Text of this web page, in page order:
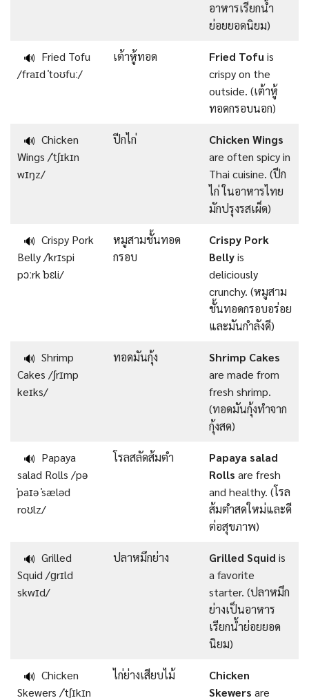
อาหารเรียกน้ำ
ย่อยยอดนิยม)
🔊 Fried Tofu
/fraɪd ˈtoʊfuː/
เต้าหู้ทอด Fried Tofuis
crispy on the
outside. (เต้าหู้
ทอดกรอบนอก)
🔊 Chicken
Wings /ˈtʃɪkɪn
wɪŋz/
ปีกไก่
Chicken Wings
are often spicy in
Thai cuisine. (ปีก
ไก่ ในอาหารไทย
มักปรุงรสเผ็ด)
🔊 Crispy Pork
Belly /ˈkrɪspi
pɔːrk ˈbɛli/
หมูสามชั้นทอด
กรอบ
Crispy Pork
Bellyis
deliciously
crunchy. (หมูสาม
ชั้นทอดกรอบอร่อย
และมันกำลังดี)
🔊 Shrimp
Cakes /ʃrɪmp
keɪks/
ทอดมันกุ้ง
Shrimp Cakes
are made from
fresh shrimp.
(ทอดมันกุ้งทำจาก
กุ้งสด)
🔊 Papaya
salad Rolls /pə
ˈpaɪə ˈsæləd
roʊlz/
โรลสลัดส้มตำ
Papaya salad
Rolls are fresh
and healthy. (โรล
ส้มตำสดใหม่และดี
ต่อสุขภาพ)
🔊 Grilled
Squid /ɡrɪld
skwɪd/
ปลาหมึกย่าง Grilled Squid is
a favorite
starter. (ปลาหมึก
ย่างเป็นอาหาร
เรียกน้ำย่อยยอด
นิยม)
🔊 Chicken
Skewers /ˈtʃɪkɪn
ไก่ย่างเสียบไม้
Chicken
Skewers are